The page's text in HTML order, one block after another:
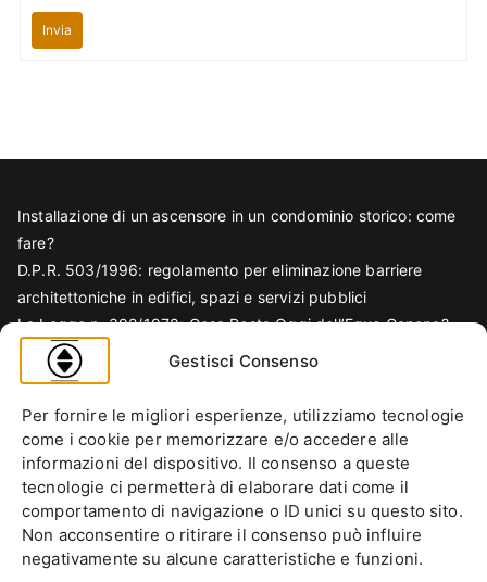
Gestisci Consenso
Per fornire le migliori esperienze, utilizziamo tecnologie
come i cookie per memorizzare e/o accedere alle
informazioni del dispositivo. Il consenso a queste
tecnologie ci permetterà di elaborare dati come il
comportamento di navigazione o ID unici su questo sito.
Non acconsentire o ritirare il consenso può influire
negativamente su alcune caratteristiche e funzioni.
Invia
Installazione di un ascensore in un condominio storico: come
fare?
D.P.R. 503/1996: regolamento per eliminazione barriere
architettoniche in edifici, spazi e servizi pubblici
La Legge n. 392/1978: Cosa Resta Oggi dell’Equo Canone?
Legge Regionale n. 6/1989: Analisi Tecnica per Progettisti e
Amministratori
Norma EN 81-70 e sicurezza nella progettazione ascensore
Ascensore Condominiale
Barriere Architettoniche
Codice Civile
Condominio
Decreto Ministeriale
Decreto Presidente della Repubblica